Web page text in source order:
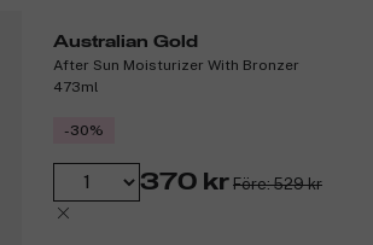
Australian Gold
After Sun Moisturizer With Bronzer
473ml
-30%
370 kr Före: 529 kr